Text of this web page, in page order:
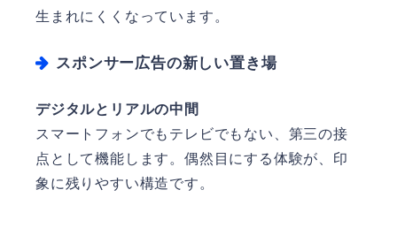
生まれにくくなっています。
スポンサー広告の新しい置き場
デジタルとリアルの中間
スマートフォンでもテレビでもない、第三の接
点として機能します。偶然目にする体験が、印
象に残りやすい構造です。